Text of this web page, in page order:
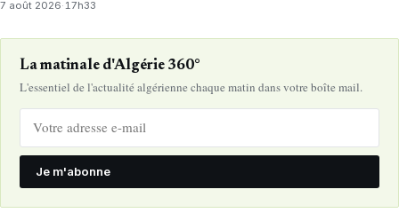
7 août 2026·17h33
La matinale d'Algérie 360°
L'essentiel de l'actualité algérienne chaque matin dans votre boîte mail.
Je m'abonne